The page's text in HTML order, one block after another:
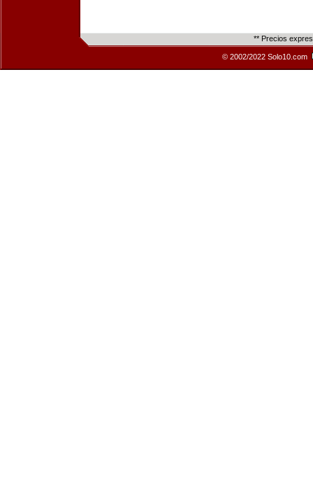
** Precios
© 2002/2022 Solo10.com